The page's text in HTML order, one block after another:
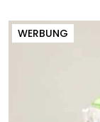
WERBUNG